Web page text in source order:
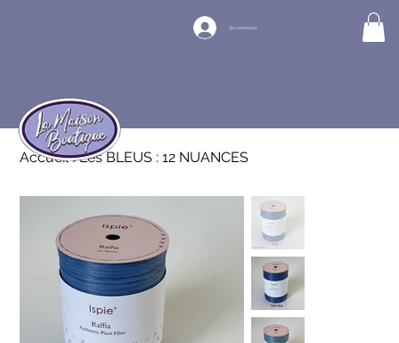
Se connecter
Accueil >Les BLEUS : 12 NUANCES